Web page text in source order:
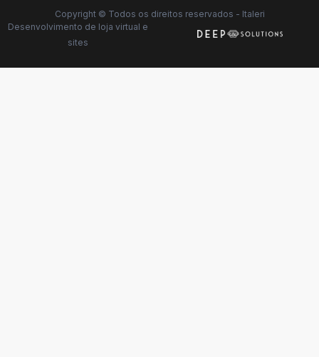
Copyright © Todos os direitos reservados - Italeri
Desenvolvimento de loja virtual e
sites